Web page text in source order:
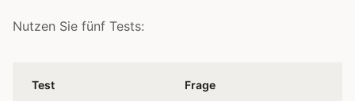
Nutzen Sie fünf Tests:
Test Frage